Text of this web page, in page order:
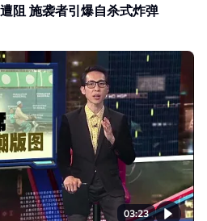
阻 施袭者引爆自杀式炸弹
03:23